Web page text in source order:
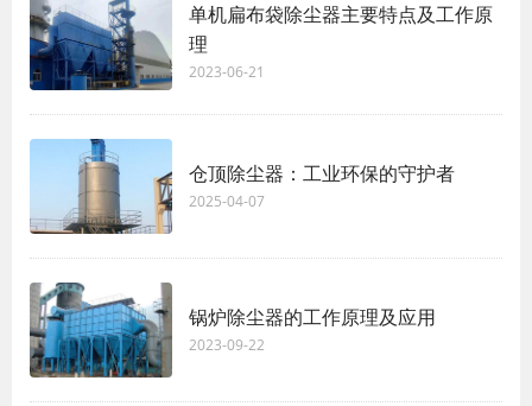
单机扁布袋除尘器主要特点及工作原
理
2023-06-21
仓顶除尘器：工业环保的守护者
2025-04-07
锅炉除尘器的工作原理及应用
2023-09-22